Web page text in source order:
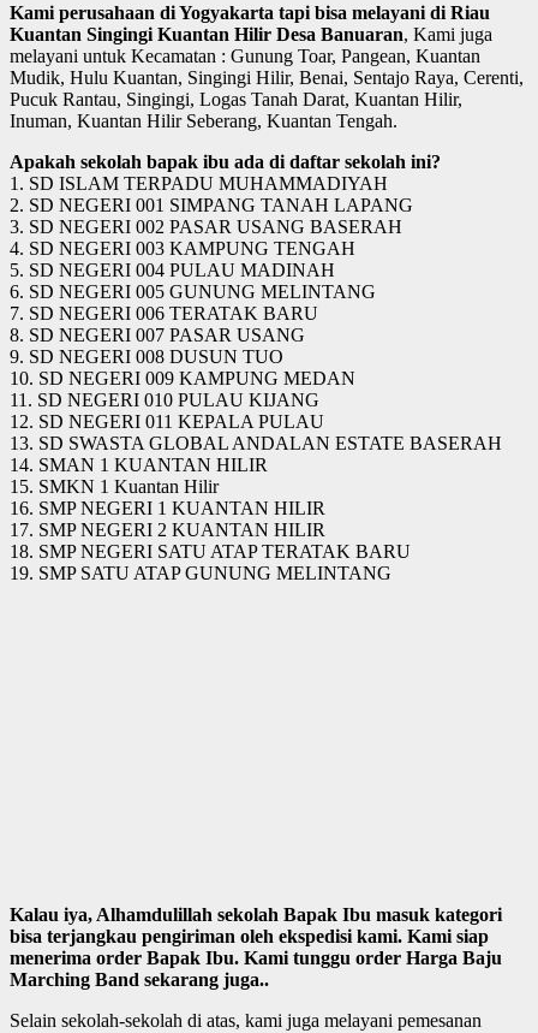
Kami perusahaan di Yogyakarta tapi bisa melayani di Riau
Kuantan Singingi Kuantan Hilir Desa Banuaran, Kami juga
melayani untuk Kecamatan : Gunung Toar, Pangean, Kuantan
Mudik, Hulu Kuantan, Singingi Hilir, Benai, Sentajo Raya, Cerenti,
Pucuk Rantau, Singingi, Logas Tanah Darat, Kuantan Hilir,
Inuman, Kuantan Hilir Seberang, Kuantan Tengah.
Apakah sekolah bapak ibu ada di daftar sekolah ini?
1. SD ISLAM TERPADU MUHAMMADIYAH
2. SD NEGERI 001 SIMPANG TANAH LAPANG
3. SD NEGERI 002 PASAR USANG BASERAH
4. SD NEGERI 003 KAMPUNG TENGAH
5. SD NEGERI 004 PULAU MADINAH
6. SD NEGERI 005 GUNUNG MELINTANG
7. SD NEGERI 006 TERATAK BARU
8. SD NEGERI 007 PASAR USANG
9. SD NEGERI 008 DUSUN TUO
10. SD NEGERI 009 KAMPUNG MEDAN
11. SD NEGERI 010 PULAU KIJANG
12. SD NEGERI 011 KEPALA PULAU
13. SD SWASTA GLOBAL ANDALAN ESTATE BASERAH
14. SMAN 1 KUANTAN HILIR
15. SMKN 1 Kuantan Hilir
16. SMP NEGERI 1 KUANTAN HILIR
17. SMP NEGERI 2 KUANTAN HILIR
18. SMP NEGERI SATU ATAP TERATAK BARU
19. SMP SATU ATAP GUNUNG MELINTANG
Kalau iya, Alhamdulillah sekolah Bapak Ibu masuk kategori
bisa terjangkau pengiriman oleh ekspedisi kami. Kami siap
menerima order Bapak Ibu. Kami tunggu order Harga Baju
Marching Band sekarang juga..
Selain sekolah-sekolah di atas, kami juga melayani pemesanan